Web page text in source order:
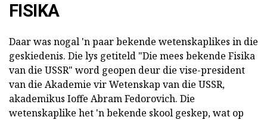
FISIKA
Daar was nogal 'n paar bekende wetenskaplikes in die
geskiedenis. Die lys getiteld "Die mees bekende Fisika
van die USSR" word geopen deur die vise-president
van die Akademie vir Wetenskap van die USSR,
akademikus Ioffe Abram Fedorovich. Die
wetenskaplike het 'n bekende skool geskep, wat op